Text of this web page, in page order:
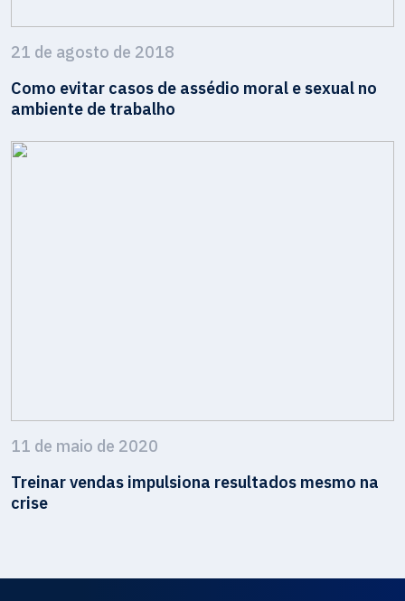
21 de agosto de 2018
Como evitar casos de assédio moral e sexual no
ambiente de trabalho
11 de maio de 2020
Treinar vendas impulsiona resultados mesmo na
crise